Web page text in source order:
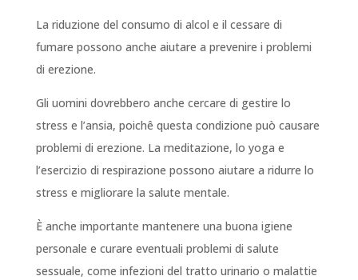
La riduzione del consumo di alcol e il cessare di
fumare possono anche aiutare a prevenire i problemi
di erezione.
Gli uomini dovrebbero anche cercare di gestire lo
stress e l’ansia, poichê questa condizione può causare
problemi di erezione. La meditazione, lo yoga e
l’esercizio di respirazione possono aiutare a ridurre lo
stress e migliorare la salute mentale.
È anche importante mantenere una buona igiene
personale e curare eventuali problemi di salute
sessuale, come infezioni del tratto urinario o malattie